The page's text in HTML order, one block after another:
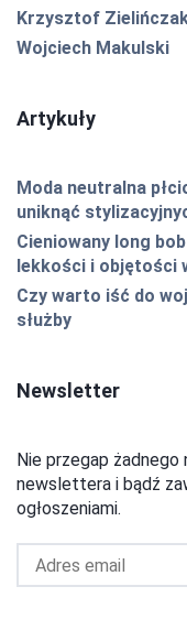
Krzysztof
Wojciech Makulski
Artykuły
Moda neutralna
uniknąć
Cieniowany long
lekkości i objętości
Czy warto iść do
służby
Newsletter
Nie przegap żadnego
newslettera i bądź
ogłoszeniami.
Adres
email